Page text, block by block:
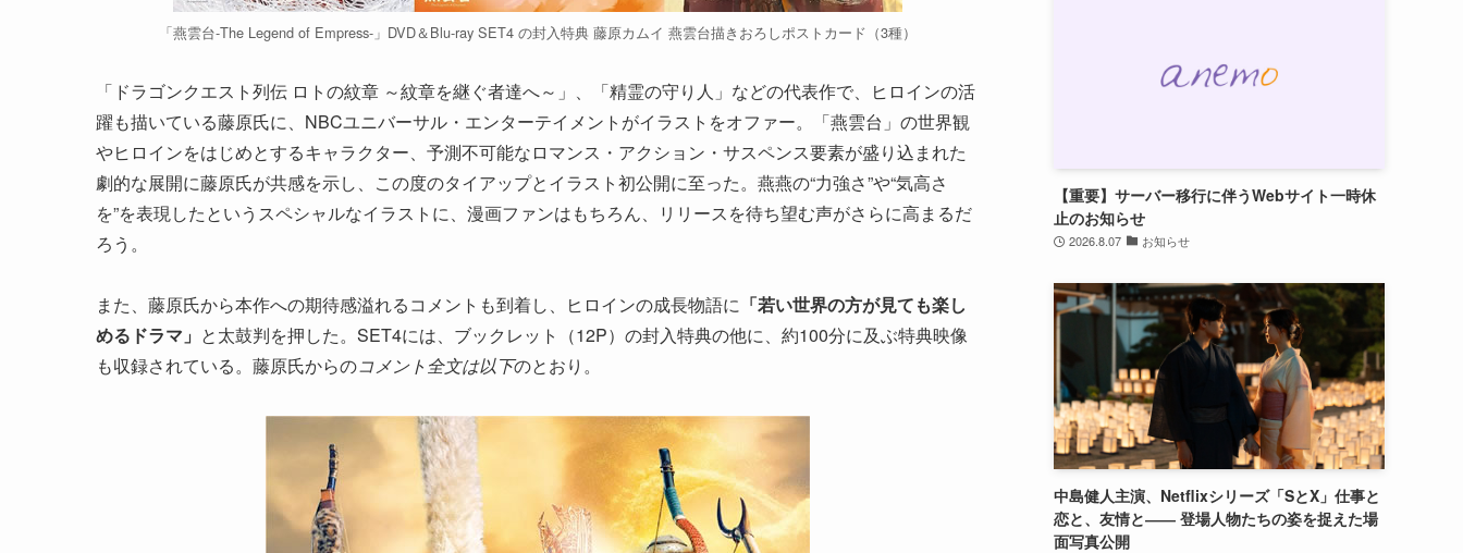
「燕雲台-The Legend of Empress-」DVD＆Blu-ray SET4 の封入特典 藤原カムイ 燕雲台描きおろしポストカード（3種）
「ドラゴンクエスト列伝 ロトの紋章 ～紋章を継ぐ者達へ～」、「精霊の守り人」などの代表作で、ヒロインの活
躍も描いている藤原氏に、NBCユニバーサル・エンターテイメントがイラストをオファー。「燕雲台」の世界観
やヒロインをはじめとするキャラクター、予測不可能なロマンス・アクション・サスペンス要素が盛り込まれた
劇的な展開に藤原氏が共感を示し、この度のタイアップとイラスト初公開に至った。燕燕の“力強さ”や“気高さ
を”を表現したというスペシャルなイラストに、漫画ファンはもちろん、リリースを待ち望む声がさらに高まるだ
ろう。
また、藤原氏から本作への期待感溢れるコメントも到着し、ヒロインの成長物語に 「若い世界の方が見ても楽し
めるドラマ」 と太鼓判を押した。SET4には、ブックレット（12P）の封入特典の他に、約100分に及ぶ特典映像
も収録されている。藤原氏からのコメント全文は以下のとおり。
【重要】サーバー移行に伴うWebサイト一時休
止のお知らせ
2026.8.07 お知らせ
中島健人主演、Netflixシリーズ「SとX」仕事と
恋と、友情と―― 登場人物たちの姿を捉えた場
面写真公開